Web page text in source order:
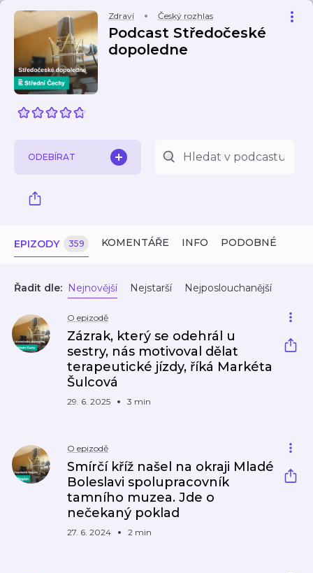
Zdraví Český rozhlas
Podcast Středočeské
dopoledne
ODEBÍRAT
EPIZODY 359 KOMENTÁŘE INFO PODOBNÉ
Řadit dle: Nejnovější Nejstarší Nejposlouchanější
O epizodě
Zázrak, který se odehrál u
sestry, nás motivoval dělat
terapeutické jízdy, říká Markéta
Šulcová
29. 6. 2025 3 min
O epizodě
Smírčí kříž našel na okraji Mladé
Boleslavi spolupracovník
tamního muzea. Jde o
nečekaný poklad
27. 6. 2024 2 min